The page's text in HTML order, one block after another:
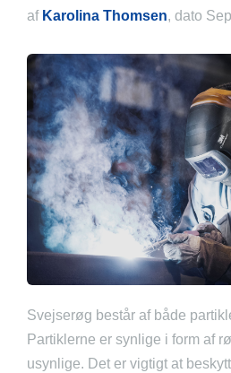
af Karolina Thomsen, dato
Svejserøg består af både
Partiklerne er synlige i form af
usynlige. Det er vigtigt at